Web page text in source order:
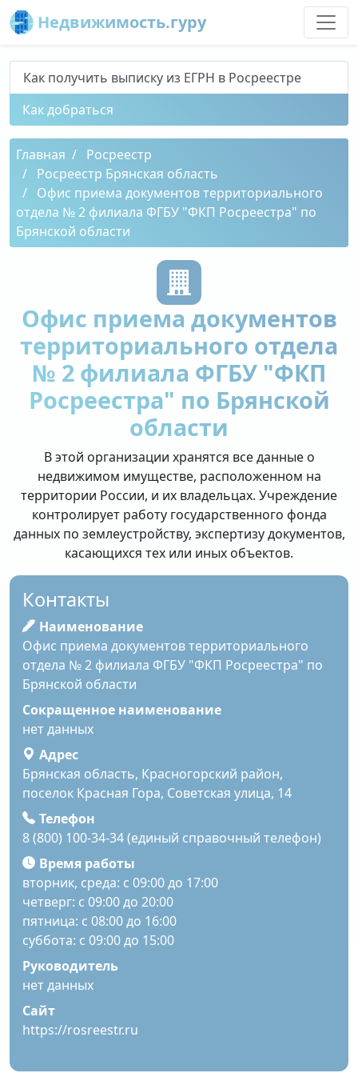
Недвижимость.гуру
Как получить выписку из ЕГРН в Росреестре
Как добраться
Главная
Росреестр
Росреестр Брянская область
Офис приема документов территориального
отдела № 2 филиала ФГБУ "ФКП Росреестра" по
Брянской области
Офис приема документов
территориального отдела
№ 2 филиала ФГБУ "ФКП
Росреестра" по Брянской
области
В этой организации хранятся все данные о
недвижимом имуществе, расположенном на
территории России, и их владельцах. Учреждение
контролирует работу государственного фонда
данных по землеустройству, экспертизу документов,
касающихся тех или иных объектов.
Контакты
Наименование
Офис приема документов территориального
отдела № 2 филиала ФГБУ "ФКП Росреестра" по
Брянской области
Сокращенное наименование
нет данных
Адрес
Брянская область, Красногорский район,
поселок Красная Гора, Советская улица, 14
Телефон
8 (800) 100-34-34 (единый справочный телефон)
Время работы
вторник, среда: с 09:00 до 17:00
четверг: с 09:00 до 20:00
пятница: с 08:00 до 16:00
суббота: с 09:00 до 15:00
Руководитель
нет данных
Сайт
https://rosreestr.ru